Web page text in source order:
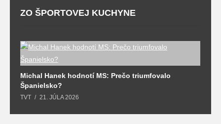
ZO ŠPORTOVEJ KUCHYNE
Michal Hanek hodnotí MS: Prečo triumfovalo
Španielsko?
TVT 21. JÚLA 2026